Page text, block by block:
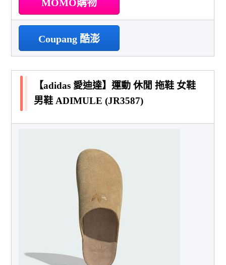
MOMO購物
Coupang 酷澎
【adidas 愛迪達】運動 休閒 拖鞋 女鞋
男鞋 ADIMULE (JR3587)